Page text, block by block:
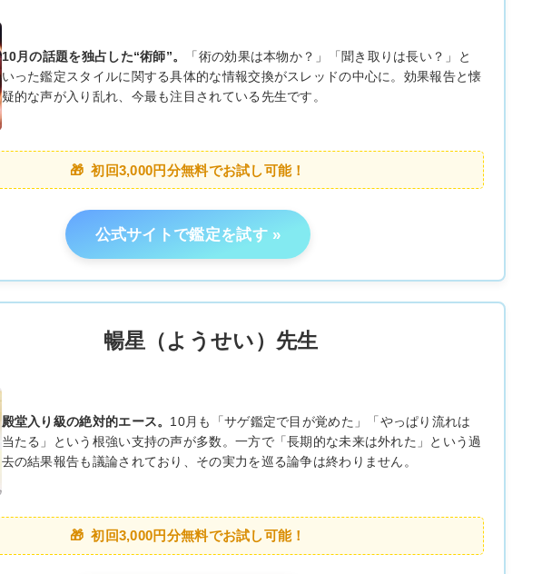
10月の話題を独占した“術師”。
「術の効果は本物か？」「聞き取りは長い？」と
いった鑑定スタイルに関する具体的な情報交換がスレッドの中心に。効果報告と懐
疑的な声が入り乱れ、今最も注目されている先生です。
初回3,000円分無料でお試し可能！
公式サイトで鑑定を試す
暢星（ようせい）先生
殿堂入り級の絶対的エース。 10月も「サゲ鑑定で目が覚めた」「やっぱり流れは
当たる」という根強い支持の声が多数。一方で「長期的な未来は外れた」という過
去の結果報告も議論されており、その実力を巡る論争は終わりません。
初回3,000円分無料でお試し可能！